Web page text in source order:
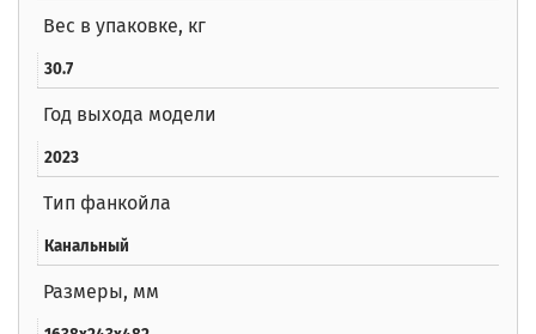
Вес в упаковке, кг
30.7
Год выхода модели
2023
Тип фанкойла
Канальный
Размеры, мм